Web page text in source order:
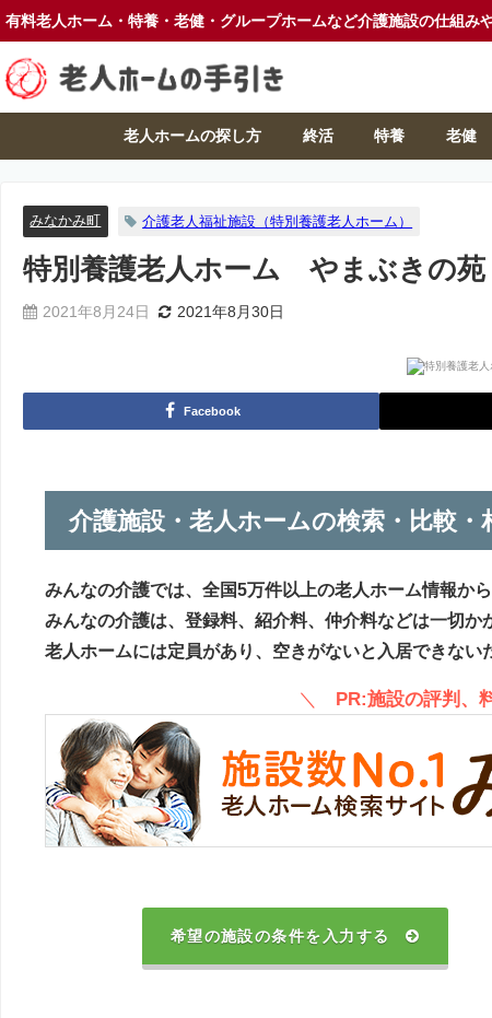
有料老人ホーム・特養・老健・グループホームなど介護施設の仕組み
老人ホームの探し方 終活 特養 老健
みなかみ町 介護老人福祉施設（特別養護老人ホーム）
特別養護老人ホーム やまぶきの苑
2021年8月24日 2021年8月30日
Facebook
介護施設・老人ホームの検索・比較・
みんなの介護では、全国5万件以上の老人ホーム情報か
みんなの介護は、登録料、紹介料、仲介料などは一切か
老人ホームには定員があり、空きがないと入居できない
＼ PR:施設の評判、
希望の施設の条件を入力する